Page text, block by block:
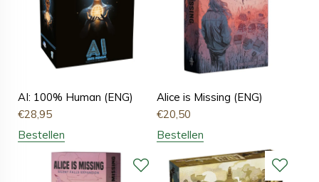
AI: 100% Human (ENG)
€28,95
Bestellen
Alice is Missing (ENG)
€20,50
Bestellen